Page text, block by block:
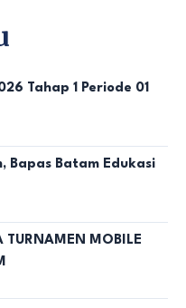
Tahap 1 Periode 01
Bapas Batam Edukasi
TURNAMEN MOBILE